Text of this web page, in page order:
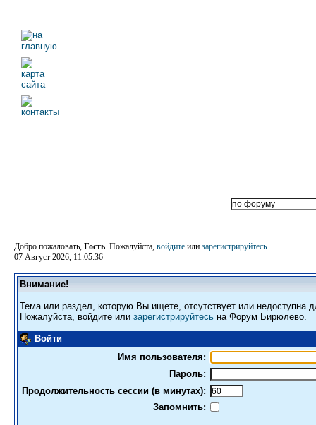
Добро пожаловать, Гость. Пожалуйста, войдите или зарегистрируйтесь.
07 Август 2026, 11:05:36
Внимание!
Тема или раздел, которую Вы ищете, отсутствует или недоступна
Пожалуйста, войдите или зарегистрируйтесь на Форум Бирюлево.
Войти
Имя пользователя:
Пароль:
Продолжительность сессии (в минутах):
Запомнить: